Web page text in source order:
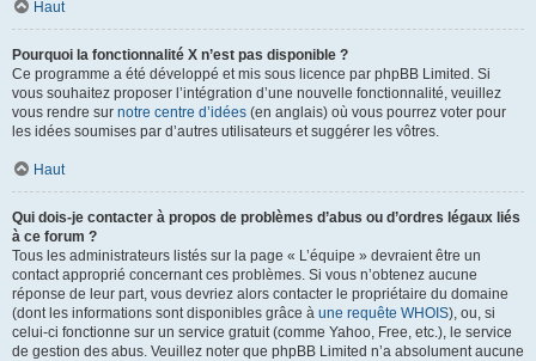
Haut
Pourquoi la fonctionnalité X n’est pas disponible ?
Ce programme a été développé et mis sous licence par phpBB Limited. Si
vous souhaitez proposer l’intégration d’une nouvelle fonctionnalité, veuillez
vous rendre sur notre centre d’idées (en anglais) où vous pourrez voter pour
les idées soumises par d’autres utilisateurs et suggérer les vôtres.
Haut
Qui dois-je contacter à propos de problèmes d’abus ou d’ordres légaux liés
à ce forum ?
Tous les administrateurs listés sur la page « L’équipe » devraient être un
contact approprié concernant ces problèmes. Si vous n’obtenez aucune
réponse de leur part, vous devriez alors contacter le propriétaire du domaine
(dont les informations sont disponibles grâce à une requête WHOIS), ou, si
celui-ci fonctionne sur un service gratuit (comme Yahoo, Free, etc.), le service
de gestion des abus. Veuillez noter que phpBB Limited n’a absolument aucune